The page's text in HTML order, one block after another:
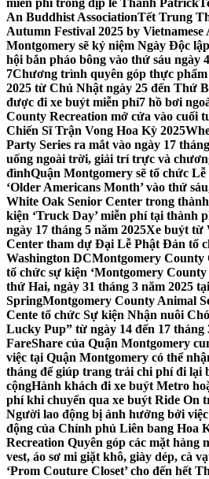
miễn phí trong dịp lễ Thánh Patrick
An Buddhist AssociationTết Trung
Autumn Festival 2025 by Vietnamese
Montgomery sẽ kỷ niệm Ngày Độc
hội bắn pháo bông vào thứ sáu ngày
7Chương trình quyên góp thực
2025 từ Chủ Nhật ngày 25 đến Thứ
được đi xe buýt miễn phí7 hồ bơi
County Recreation mở cửa vào cuối
Chiến Sĩ Trận Vong Hoa Kỳ 2025
Party Series ra mắt vào ngày 17
uống ngoài trời, giải trí trực và
đìnhQuận Montgomery sẽ tổ chức
‘Older Americans Month’ vào thứ
White Oak Senior Center trong
kiện ‘Truck Day’ miễn phí tại thành
ngày 17 tháng 5 năm 2025Xe buýt từ
Center tham dự Đại Lễ Phật Đản tổ
Washington DCMontgomery County
tổ chức sự kiện ‘Montgomery County
thứ Hai, ngày 31 tháng 3 năm 2025
SpringMontgomery County Animal
Cente tổ chức Sự kiện Nhận nuôi
Lucky Pup” từ ngày 14 đến 17 tháng
FareShare của Quận Montgomery
việc tại Quận Montgomery có thể
tháng để giúp trang trải chi phí đi lại
cộngHành khách đi xe buýt Metro
phí khi chuyển qua xe buýt Ride On
Người lao động bị ảnh hưởng bởi
động của Chính phủ Liên bang Hoa
Recreation Quyên góp các mặt hàng
vest, áo sơ mi giặt khô, giày dép, cà
‘Prom Couture Closet’ cho đến hết